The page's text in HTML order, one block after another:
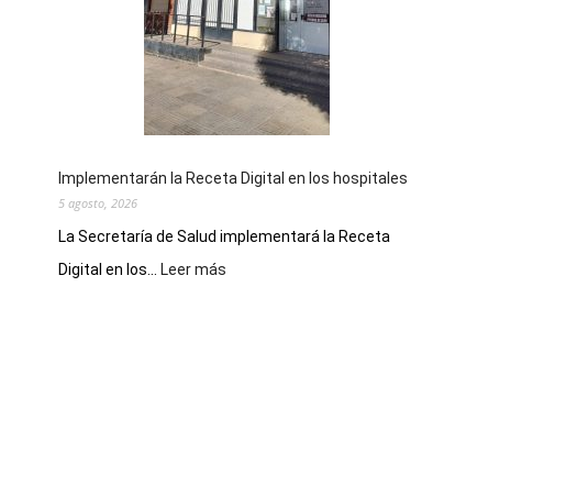
por
Día
Folclore
Implementarán la Receta Digital en los hospitales
5 agosto, 2026
La Secretaría de Salud implementará la Receta
Digital en los...
Leer más